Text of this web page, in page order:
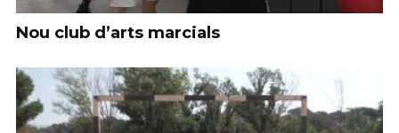
Nou club d’arts marcials